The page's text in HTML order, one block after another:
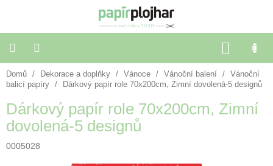
KOŠÍK
Balení
dárků
Dekorace
a
doplňky
Domů / Dekorace a doplňky / Vánoce / Vánoční balení /
Vánoční
balicí papíry
/ Dárkový papír role 70x200cm, Zimní dovolená-5 designů
Dárkový papír role 70x200cm, Zimní
dovolená-5 designů
0005028